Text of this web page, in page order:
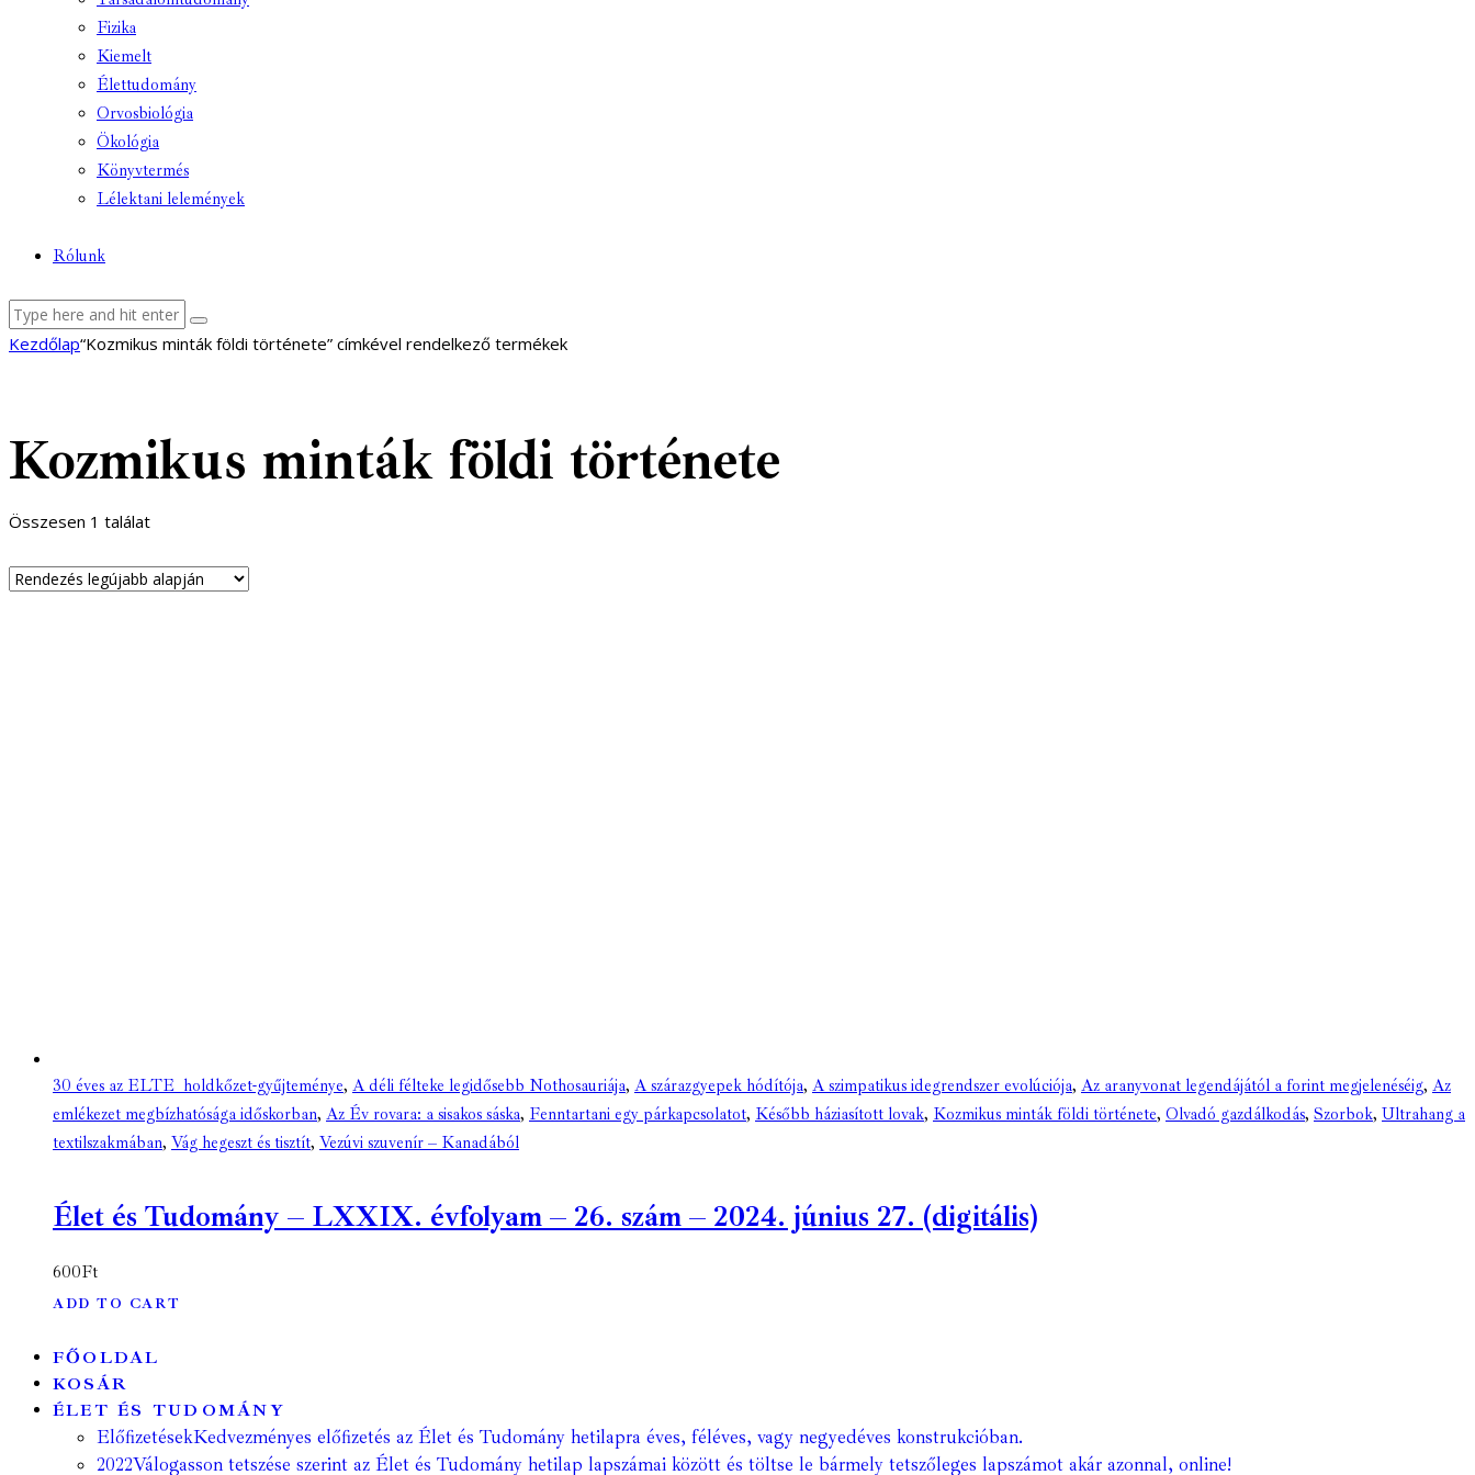
Fizika
Kiemelt
Élettudomány
Orvosbiológia
Ökológia
Könyvtermés
Lélektani lelemények
Rólunk
facebook-
youtube-
email
Kezdőlap“Kozmikus minták földi története” címkével rendelkező termékek
Kozmikus minták földi története
Összesen 1 találat
30 éves az ELTE holdkőzet-gyűjteménye, A déli félteke legidősebb Nothosauriája, A szárazgyepek hódítója, A szimpatikus idegrendszer evolúciója, Az aranyvonat legendájától a forint megjelenéséig, Az
emlékezet megbízhatósága időskorban, Az Év rovara: a sisakos sáska, Fenntartani egy párkapcsolatot, Később háziasított lovak, Kozmikus minták földi története, Olvadó gazdálkodás, Szorbok, Ultrahang a
textilszakmában, Vág hegeszt és tisztít, Vezúvi szuvenír – Kanadából
Élet és Tudomány – LXXIX. évfolyam – 26. szám – 2024. június 27. (digitális)
600Ft
ADD TO CART
FŐOLDAL
KOSÁR
ÉLET ÉS TUDOMÁNY
ElőfizetésekKedvezményes előfizetés az Élet és Tudomány hetilapra éves, féléves, vagy negyedéves konstrukcióban.
2022Válogasson tetszése szerint az Élet és Tudomány hetilap lapszámai között és töltse le bármely tetszőleges lapszámot akár azonnal, online!